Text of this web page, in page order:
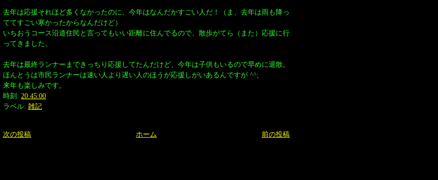
去年は応援それほど多くなかったのに、今年はなんだかすごい人だ！（ま、去年は雨も降っ
ててすごい寒かったからなんだけど）
いちおうコース沿道住民と言ってもいい距離に住んでるので、散歩がてら（また）応援に行
ってきました。
去年は最終ランナーまできっちり応援してたんだけど、今年は子供もいるので早めに退散。
ほんとうは市民ランナーは速い人より遅い人のほうが応援しがいあるんですが ^^;
来年も楽しみです。
時刻: 20:45:00
ラベル: 雑記
次の投稿 前の投稿
ホーム